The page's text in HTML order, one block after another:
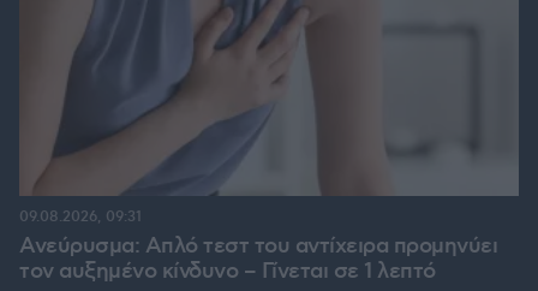
Ανεύρυσμα: Απλό τεστ του αντίχειρα προμηνύει
τον αυξημένο κίνδυνο – Γίνεται σε 1 λεπτό
09.08.2026, 09:31